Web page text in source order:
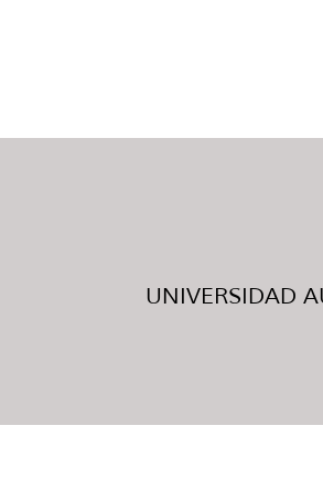
UNIVERSIDAD